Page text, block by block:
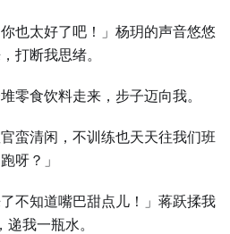
也太好了吧！」杨玥的声音悠悠
打断我思绪。
零食饮料走来，步子迈向我。
蛮清闲，不训练也天天往我们班
跑呀？」
不知道嘴巴甜点儿！」蒋跃揉我
递我一瓶水。